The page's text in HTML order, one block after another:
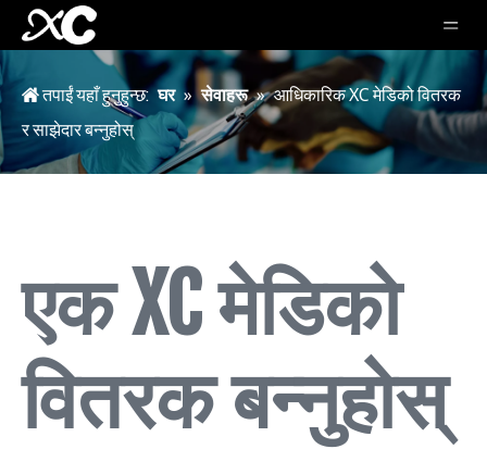
तपाईं यहाँ हुनुहुन्छ: घर » सेवाहरू » आधिकारिक XC मेडिको वितरक
र साझेदार बन्नुहोस्
एक XC मेडिको
वितरक बन्नुहोस्